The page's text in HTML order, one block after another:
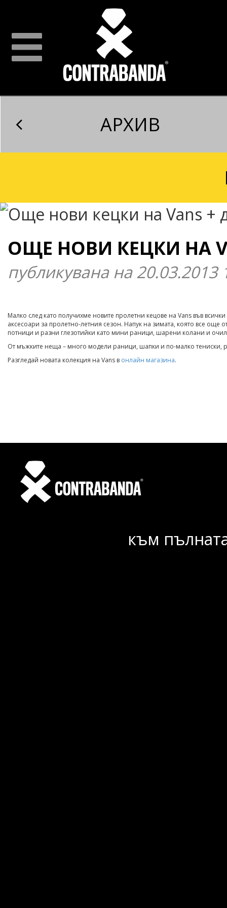
АРХИВ
ОЩЕ НОВИ КЕЦКИ НА
публикувана на
Малко след като получихме новите пролетни кецове на Vans във
аксесоари за пролетно-летния сезон. Напук на зимата, която все още
потници и разни глезотийки като мини раници, шарени колани и
От мъжките неща – много модели раници, шапки и по-малко тениски,
Разгледай новата колекция на Vans в онлайн магазина.
към